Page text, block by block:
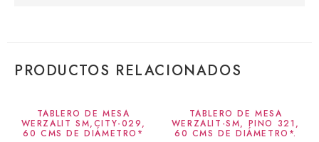
PRODUCTOS RELACIONADOS
TABLERO DE MESA
WERZALIT SM,CITY-029,
60 CMS DE DIÁMETRO*
TABLERO DE MESA
WERZALIT-SM, PINO 321,
60 CMS DE DIÁMETRO*.